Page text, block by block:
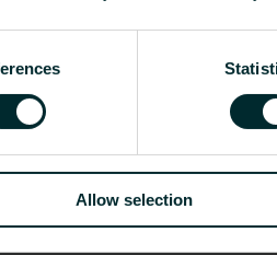
Allow selection